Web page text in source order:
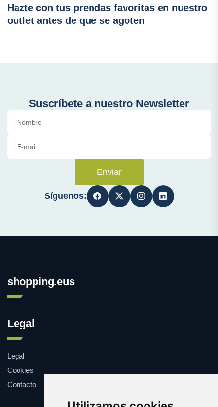
Hazte con tus prendas favoritas en nuestro
outlet antes de que se agoten
Suscríbete a nuestro Newsletter
Enviar
Síguenos:
shopping.eus
Legal
Legal
Cookies
Contacto